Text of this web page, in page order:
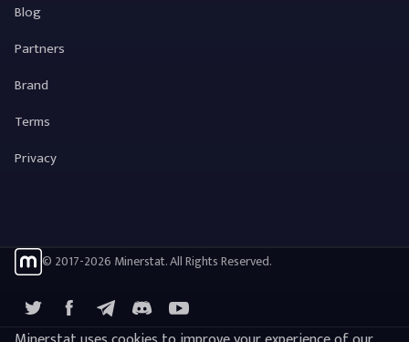
Blog
Partners
Brand
Terms
Privacy
© 2017-2026 Minerstat. All Rights Reserved.
FacebookTelegramYouTube